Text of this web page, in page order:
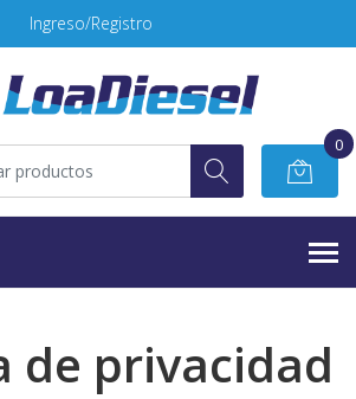
Ingreso/Registro
0
de privacidad